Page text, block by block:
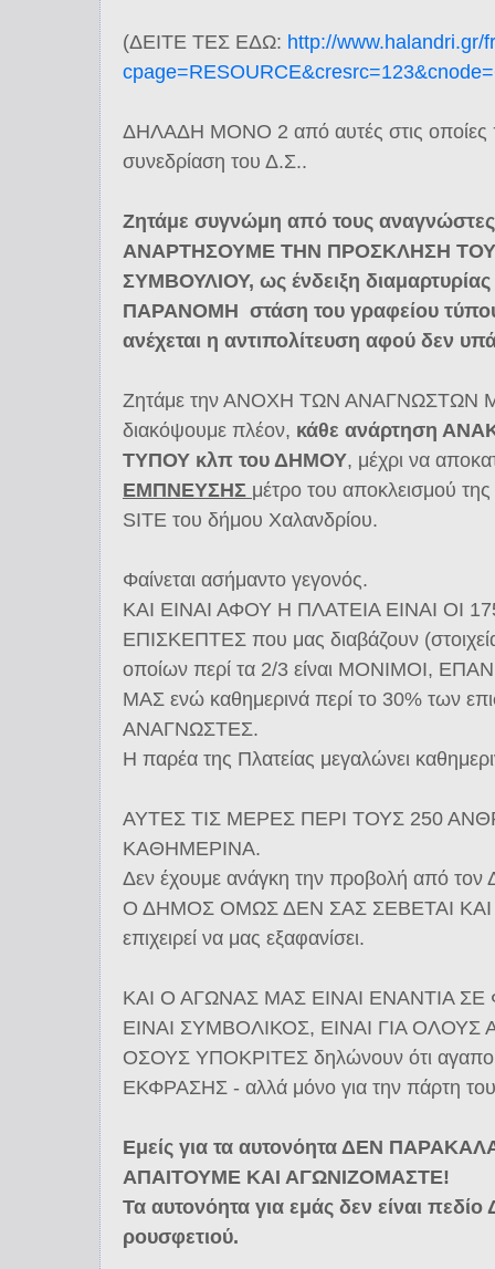
(ΔΕΙΤΕ ΤΕΣ ΕΔΩ: http://www.halandri.gr/
ΔΗΛΑΔΗ ΜΟΝΟ 2 από αυτές στις οποίες
συνεδρίαση του Δ.Σ..
Ζητάμε συγνώμη από τους
ΑΝΑΡΤΗΣΟΥΜΕ ΤΗΝ ΠΡΟΣΚΛΗΣΗ
ΣΥΜΒΟΥΛΙΟΥ, ως ένδειξη διαμαρτυρίας
ΠΑΡΑΝΟΜΗ στάση του γραφείου
ανέχεται η αντιπολίτευση αφού δεν
Ζητάμε την ΑΝΟΧΗ ΤΩΝ ΑΝΑΓΝΩΣΤΩΝ
διακόψουμε πλέον, κάθε ανάρτηση
ΤΥΠΟΥ κλπ του ΔΗΜΟΥ, μέχρι να
ΕΜΠΝΕΥΣΗΣ μέτρο του αποκλεισμού
SITE του δήμου Χαλανδρίου.
Φαίνεται ασήμαντο γεγονός.
ΚΑΙ ΕΙΝΑΙ ΑΦΟΥ Η ΠΛΑΤΕΙΑ ΕΙΝΑΙ ΟΙ
ΕΠΙΣΚΕΠΤΕΣ που μας διαβάζουν
οποίων περί τα 2/3 είναι ΜΟΝΙΜΟΙ,
ΜΑΣ ενώ καθημερινά περί το 30% των
ΑΝΑΓΝΩΣΤΕΣ.
Η παρέα της Πλατείας μεγαλώνει
ΑΥΤΕΣ ΤΙΣ ΜΕΡΕΣ ΠΕΡΙ ΤΟΥΣ 250
ΚΑΘΗΜΕΡΙΝΑ.
Δεν έχουμε ανάγκη την προβολή από τον
Ο ΔΗΜΟΣ ΟΜΩΣ ΔΕΝ ΣΑΣ ΣΕΒΕΤΑΙ ΚΑΙ
επιχειρεί να μας εξαφανίσει.
ΚΑΙ Ο ΑΓΩΝΑΣ ΜΑΣ ΕΙΝΑΙ ΕΝΑΝΤΙΑ
ΕΙΝΑΙ ΣΥΜΒΟΛΙΚΟΣ, ΕΙΝΑΙ ΓΙΑ ΟΛΟΥΣ
ΟΣΟΥΣ ΥΠΟΚΡΙΤΕΣ δηλώνουν ότι
ΕΚΦΡΑΣΗΣ - αλλά μόνο για την πάρτη
Εμείς για τα αυτονόητα ΔΕΝ
ΑΠΑΙΤΟΥΜΕ ΚΑΙ ΑΓΩΝΙΖΟΜΑΣΤΕ!
Τα αυτονόητα για εμάς δεν είναι
ρουσφετιού.